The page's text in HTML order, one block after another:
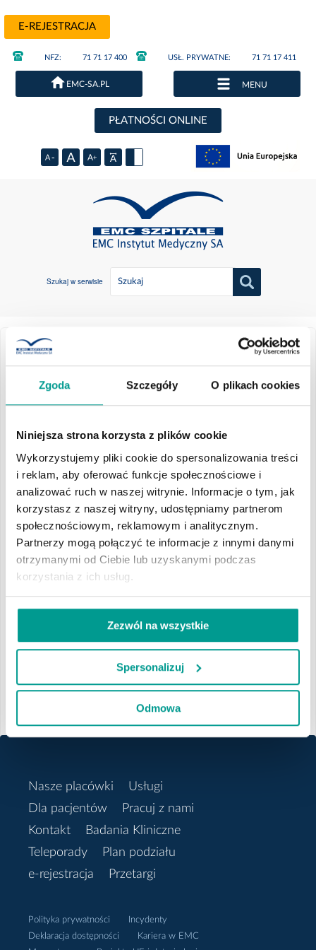
Zgoda Szczegóły O plikach cookies
Niniejsza strona korzysta z plików cookie
Wykorzystujemy pliki cookie do spersonalizowania treści
i reklam, aby oferować funkcje społecznościowe i
analizować ruch w naszej witrynie. Informacje o tym, jak
korzystasz z naszej witryny, udostępniamy partnerom
społecznościowym, reklamowym i analitycznym.
Partnerzy mogą połączyć te informacje z innymi danymi
otrzymanymi od Ciebie lub uzyskanymi podczas
korzystania z ich usług.
Zezwól na wszystkie
Spersonalizuj
Odmowa
E-REJESTRACJA
NFZ: 71 71 17 400 USŁ. PRYWATNE: 71 71 17 411
EMC-SA.PL MENU
PŁATNOŚCI ONLINE
Szukaj w serwisie
Wszystkie
2026
Czerwiec
Kwiecień
Marzec
Luty
Styczeń
2025
Listopad
Październik
Lipiec
Marzec
Luty
17.04.2023
Michalskiego: lekarza, kolegę,
człowieka o wielkim sercu
Odszedł dr n. med. Stanisław Michalski - wieloletni
kolega i pracownik szpitala w Lubinie
Załoga i Zarząd Szpitala Regionalnego Centrum Zdrowia w Lubinie
z wielkim żalem przyjęła informację o śmierci wieloletniego
Pracownika, Kierownika Oddziału Chirurgii Urazowo
Ortopedycznej, Lekarza o wielkim sercu, wspaniałego Człowieka
Panadr n med. Stanisława Michalskiego.
Składamy wyrazy głębokiego współczucia Najbliższym Pana
Doktora.
Nasze placówki
Usługi
Dla pacjentów
Pracuj z nami
Kontakt
Badania Kliniczne
Teleporady
Plan podziału
e-rejestracja
Przetargi
Polityka prywatności
Incydenty
Deklaracja dostępności
Kariera w EMC